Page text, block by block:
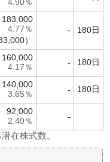
4.90％
183,000
4.77％
）
- 180日
160,000
4.17％ - 180日
140,000
3.65％ - 180日
92,000
2.40％ -
在株式数。